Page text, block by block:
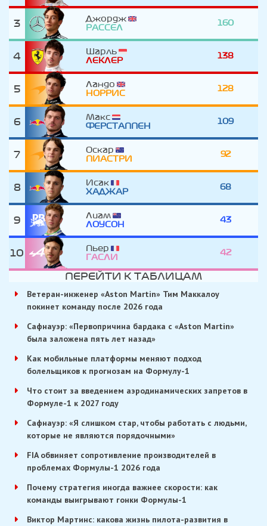
3
Джордж
РАССЕЛ
160
4
Шарль
ЛЕКЛЕР
138
5
Ландо
НОРРИС
128
6
Макс
ФЕРСТАППЕН
109
7
Оскар
ПИАСТРИ
92
8
Исак
ХАДЖАР
68
9
Лиам
ЛОУСОН
43
10
Пьер
ГАСЛИ
42
ПЕРЕЙТИ К ТАБЛИЦАМ
Ветеран-инженер «Aston Martin» Тим Маккалоу
покинет команду после 2026 года
Сафнауэр: «Первопричина бардака с «Aston Martin»
была заложена пять лет назад»
Как мобильные платформы меняют подход
болельщиков к прогнозам на Формулу-1
Что стоит за введением аэродинамических запретов в
Формуле-1 к 2027 году
Сафнауэр: «Я слишком стар, чтобы работать с людьми,
которые не являются порядочными»
FIA обвиняет сопротивление производителей в
проблемах Формулы-1 2026 года
Почему стратегия иногда важнее скорости: как
команды выигрывают гонки Формулы-1
Виктор Мартинс: какова жизнь пилота-развития в